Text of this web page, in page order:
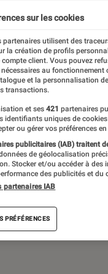
société, jeux
par les
le meilleur
Disney+ Star
sur les cookies
partenaires utilisent des
la création de profils
compte client. Vous pouvez
au
et la personnalisation
transactions.
et ses 421 partenaires
identifiants uniques de
ou gérer vos préférences
publicitaires (IAB) traitent
de géolocalisation
Stocker et/ou accéder à
des publicités et du
partenaires IAB
PRÉFÉRENCES